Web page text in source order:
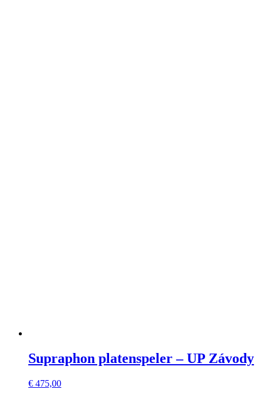
Supraphon platenspeler – UP Závody
€ 475,00